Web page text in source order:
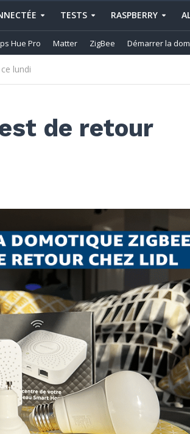
TESTS RASPBERRY
Hue Pro Matter ZigBee Démarrer la
lundi
de retour